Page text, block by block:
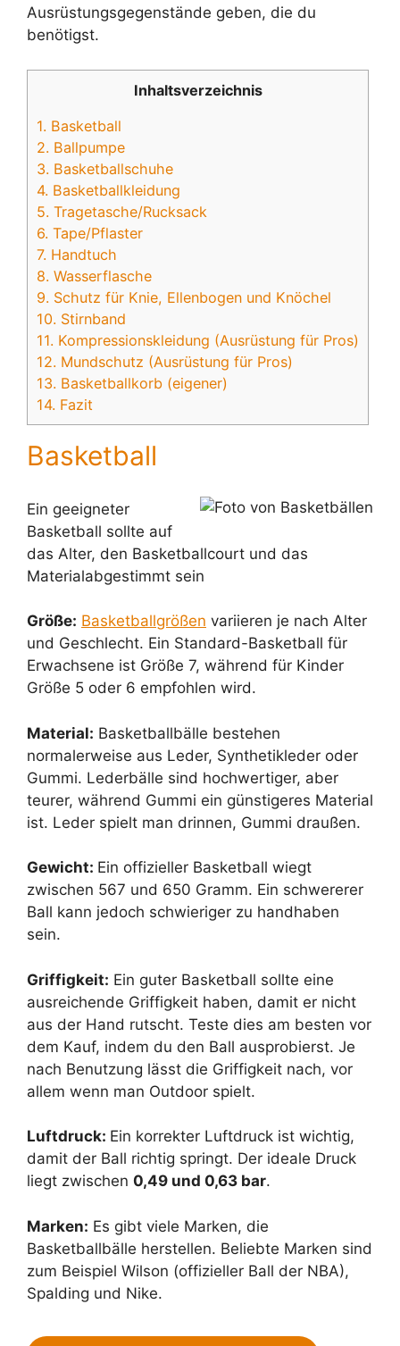
Ausrüstungsgegenstände geben, die du
benötigst.
Inhaltsverzeichnis
1. Basketball
2. Ballpumpe
3. Basketballschuhe
4. Basketballkleidung
5. Tragetasche/Rucksack
6. Tape/Pflaster
7. Handtuch
8. Wasserflasche
9. Schutz für Knie, Ellenbogen und Knöchel
10. Stirnband
11. Kompressionskleidung (Ausrüstung für Pros)
12. Mundschutz (Ausrüstung für Pros)
13. Basketballkorb (eigener)
14. Fazit
Basketball
Ein geeigneter
Basketball sollte auf
das Alter, den Basketballcourt und das
Materialabgestimmt sein
Größe: Basketballgrößen variieren je nach Alter
und Geschlecht. Ein Standard-Basketball für
Erwachsene ist Größe 7, während für Kinder
Größe 5 oder 6 empfohlen wird.
Material: Basketballbälle bestehen
normalerweise aus Leder, Synthetikleder oder
Gummi. Lederbälle sind hochwertiger, aber
teurer, während Gummi ein günstigeres Material
ist. Leder spielt man drinnen, Gummi draußen.
Gewicht: Ein offizieller Basketball wiegt
zwischen 567 und 650 Gramm. Ein schwererer
Ball kann jedoch schwieriger zu handhaben
sein.
Griffigkeit: Ein guter Basketball sollte eine
ausreichende Griffigkeit haben, damit er nicht
aus der Hand rutscht. Teste dies am besten vor
dem Kauf, indem du den Ball ausprobierst. Je
nach Benutzung lässt die Griffigkeit nach, vor
allem wenn man Outdoor spielt.
Luftdruck: Ein korrekter Luftdruck ist wichtig,
damit der Ball richtig springt. Der ideale Druck
liegt zwischen 0,49 und 0,63 bar.
Marken: Es gibt viele Marken, die
Basketballbälle herstellen. Beliebte Marken sind
zum Beispiel Wilson (offizieller Ball der NBA),
Spalding und Nike.